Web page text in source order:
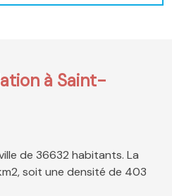
à Saint-
de 36632 habitants. La
soit une densité de 403